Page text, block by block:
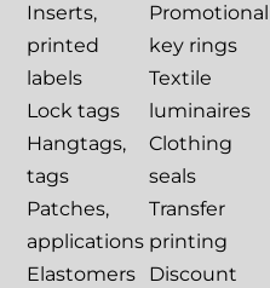
Inserts,
printed
labels
Lock tags
Hangtags,
tags
Patches,
applications
Elastomers
Promotional
key rings
Textile
luminaires
Clothing
seals
Transfer
printing
Discount